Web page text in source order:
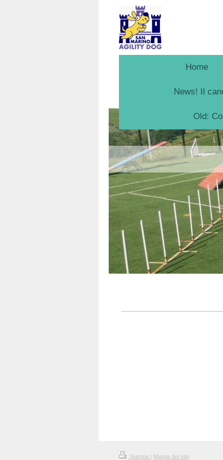
Home
News! Il
Old:
Stampa | Mappa del sito